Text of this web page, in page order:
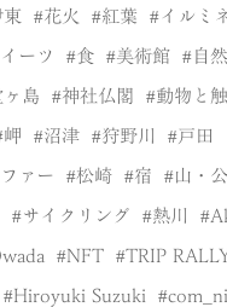
東 花火 紅葉 イルミ
ーツ 食 美術館 自然
ヶ島 神社仏閣 動物と
岬 沼津 狩野川 戸田
ァー 松崎 宿 山・
サイクリング 熱川
NFT TRIP
Hiroyuki Suzuki